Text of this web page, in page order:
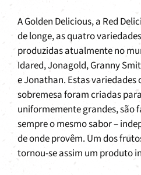
A Golden Delicious, a Red
de longe, as quatro
produzidas atualmente no
Idared, Jonagold, Granny
e Jonathan. Estas variedades
sobremesa foram criadas
uniformemente grandes, são
sempre o mesmo sabor –
de onde provêm. Um dos
tornou-se assim um produto